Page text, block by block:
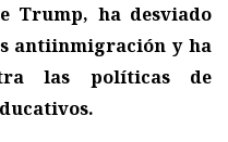
Trump, ha desviado
antiinmigración y ha
las políticas de